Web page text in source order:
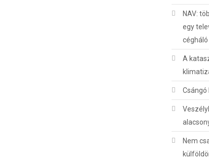
NAV:
egy
cégháló
A
Nem